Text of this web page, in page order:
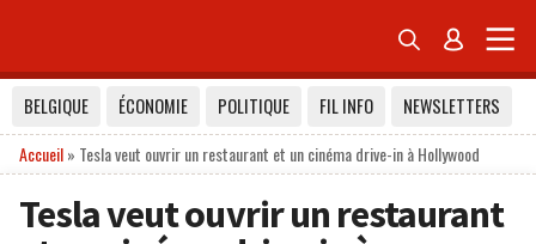
 
BELGIQUE ÉCONOMIE POLITIQUE FIL INFO
NEWSLETTERS
Accueil» Tesla veut ouvrir un restaurant et un cinéma drive-in à Hollywood
Tesla veut ouvrir un restaurant